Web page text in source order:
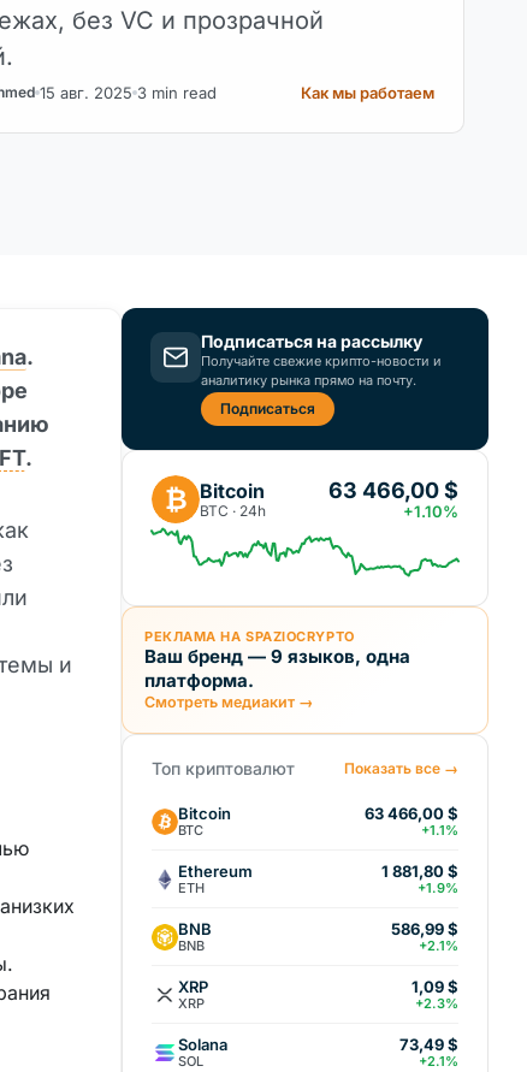
без VC и прозрачной
15 авг. 2025 3 min read Как мы работаем
.
.
и
Подписаться на рассылку
Получайте свежие крипто-новости и
аналитику рынка прямо на почту.
Подписаться
₿ Bitcoin
BTC · 24h
63 466,00 $
+1.10%
РЕКЛАМА НА SPAZIOCRYPTO
Ваш бренд — 9 языков, одна
платформа.
Смотреть медиакит →
Топ криптовалют Показать все →
Bitcoin
BTC
63 466,00 $
+1.1%
Ethereum
ETH
1 881,80 $
+1.9%
BNB
BNB
586,99 $
+2.1%
XRP
XRP
1,09 $
+2.3%
Solana
SOL
73,49 $
+2.1%